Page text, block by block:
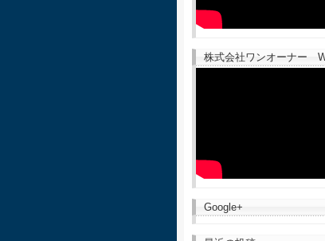
株式会社ワンオーナー
Google+